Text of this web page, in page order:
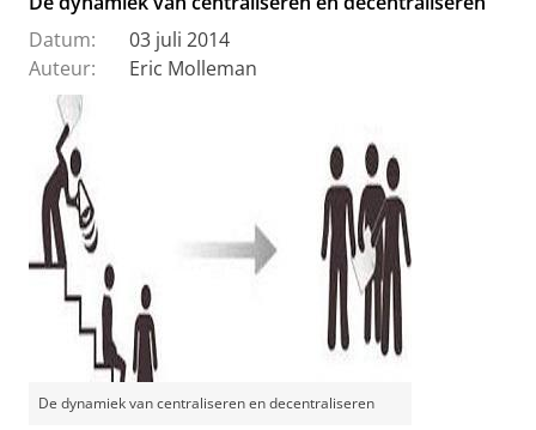
Datum:
03 juli 2014
Auteur:
Eric Molleman
De dynamiek van centraliseren en decentraliseren